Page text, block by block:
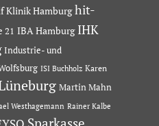
Klinik Hamburg hit-
21 IBA Hamburg IHK
Industrie- und
ISI Buchholz Karen
Martin Mahn
Westhagemann Rainer Kalbe